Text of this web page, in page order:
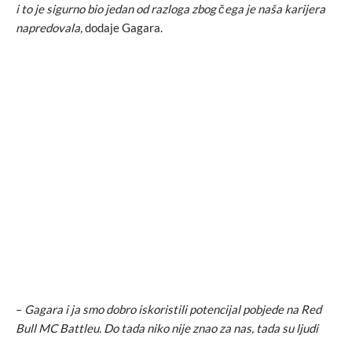
i to je sigurno bio jedan od razloga zbog čega je naša karijera
napredovala,dodaje Gagara.
– Gagara i ja smo dobro iskoristili potencijal pobjede na Red
Bull MC Battleu. Do tada niko nije znao za nas, tada su ljudi